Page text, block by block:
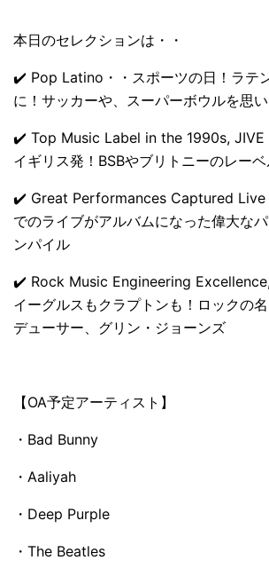
本日のセレクションは・・
✔️ Pop Latino・・スポーツの日！ラテ
に！サッカーや、スーパーボウルを思
✔️ Top Music Label in the 1990s, JIVE
イギリス発！BSBやブリトニーのレーベ
✔️ Great Performances Captured Live
でのライブがアルバムになった偉大な
ンパイル
✔️ Rock Music Engineering
イーグルスもクラプトンも！ロックの
デューサー、グリン・ジョーンズ
【OA予定アーティスト】
・Bad Bunny
・Aaliyah
・Deep Purple
・The Beatles